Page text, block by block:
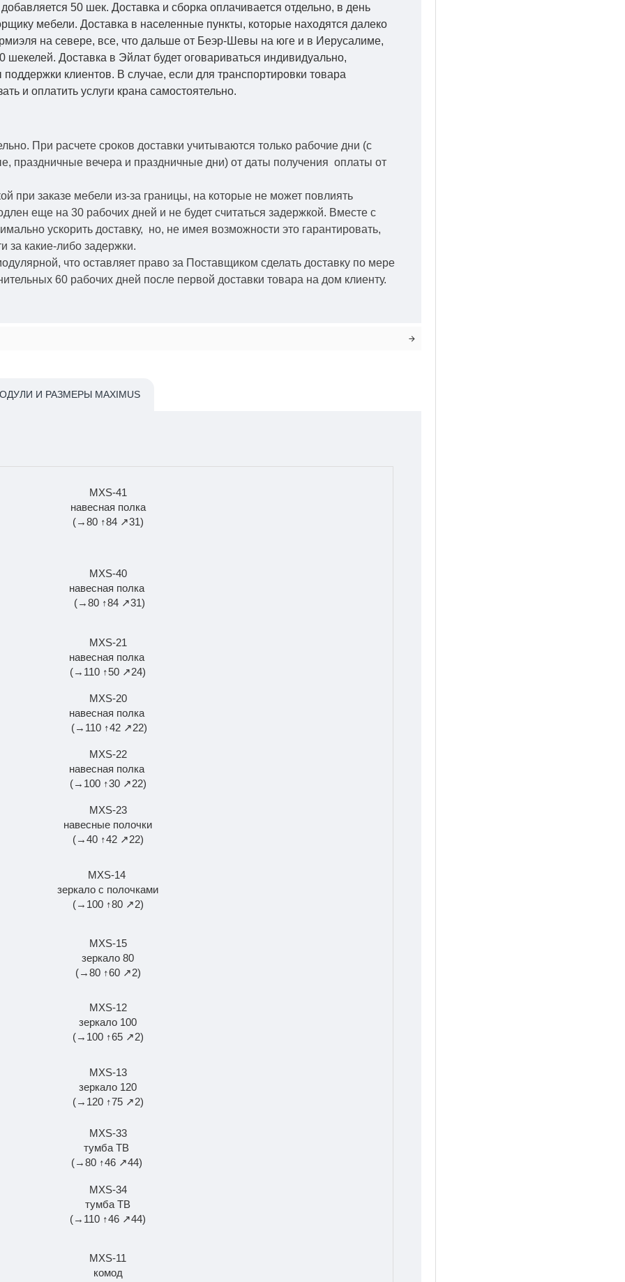
50 шек. Доставка и сборка оплачивается отдельно, в день
мебели. Доставка в населенные пункты, которые находятся далеко
на севере, все, что дальше от Беэр-Шевы на юге и в Иерусалиме,
Доставка в Эйлат будет оговариваться индивидуально,
клиентов. В случае, если для транспортировки товара
и оплатить услуги крана самостоятельно.
При расчете сроков доставки учитываются только рабочие дни (с
праздничные вечера и праздничные дни) от даты получения оплаты от
при заказе мебели из-за границы, на которые не может повлиять
еще на 30 рабочих дней и не будет считаться задержкой. Вместе с
ускорить доставку, но, не имея возможности это гарантировать,
за какие-либо задержки.
что оставляет право за Поставщиком сделать доставку по мере
60 рабочих дней после первой доставки товара на дом клиенту.
И РАЗМЕРЫ MAXIMUS
MXS-41
навесная полка
(→80 ↑84 ↗31)
MXS-40
навесная полка
(→80 ↑84 ↗31)
MXS-21
навесная полка
(→110 ↑50 ↗24)
MXS-20
навесная полка
(→110 ↑42 ↗22)
MXS-22
навесная полка
(→100 ↑30 ↗22)
MXS-23
навесные полочки
(→40 ↑42 ↗22)
MXS-14
зеркало с полочками
(→100 ↑80 ↗2)
MXS-15
зеркало 80
(→80 ↑60 ↗2)
MXS-12
зеркало 100
(→100 ↑65 ↗2)
MXS-13
зеркало 120
(→120 ↑75 ↗2)
MXS-33
тумба ТВ
(→80 ↑46 ↗44)
MXS-34
тумба ТВ
(→110 ↑46 ↗44)
MXS-11
комод